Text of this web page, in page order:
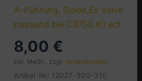
A-Führung, Guide,Ex Valve
passend bei CB750.K1 ect.
8,00 €
inkl. MwSt., zzgl. Versandkosten
Artikel-Nr.: 12027-300-310